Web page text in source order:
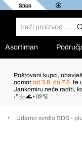
Shop
Asortiman
Poštovani kupci,
odmor od 3.8. do 7.8. te
Jankomiru neće raditi,
˖°𓇼🌊⋆🐚🫧
Udarno svrdlo SDS -